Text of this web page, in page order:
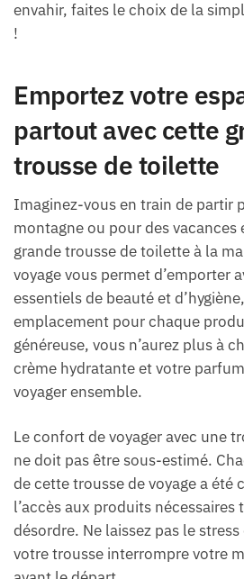
envahir, faites le choix de la
!
Emportez votre
partout avec cette
trousse de toilette
Imaginez-vous en train de partir
montagne ou pour des
grande trousse de toilette à la
voyage vous permet d’emporter
essentiels de beauté et
emplacement pour chaque
généreuse, vous n’aurez plus à
crème hydratante et votre
voyager ensemble.
Le confort de voyager avec une
ne doit pas être sous-estimé.
de cette trousse de voyage a
l’accès aux produits
désordre. Ne laissez pas le
votre trousse interrompre votre